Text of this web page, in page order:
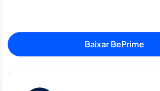
Baixar BePrime